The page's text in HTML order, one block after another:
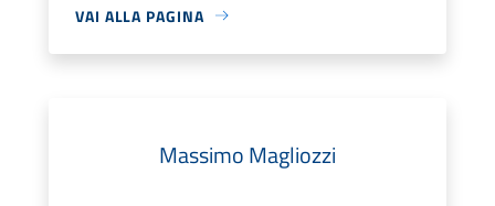
VAI ALLA PAGINA
Massimo Magliozzi